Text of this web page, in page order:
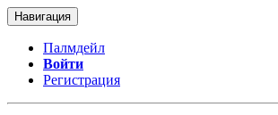
Навигация
Палмдейл
Войти
Регистрация